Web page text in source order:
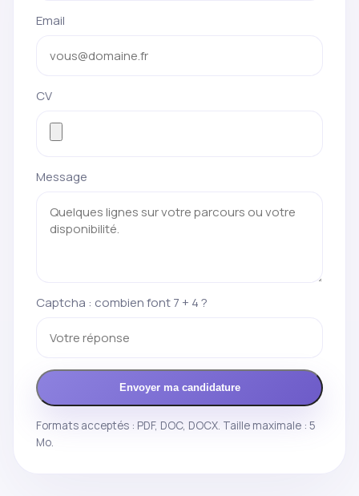
Email
CV
Message
Captcha : combien font 7 + 4 ?
Envoyer ma candidature
Formats acceptés : PDF, DOC, DOCX. Taille maximale : 5
Mo.